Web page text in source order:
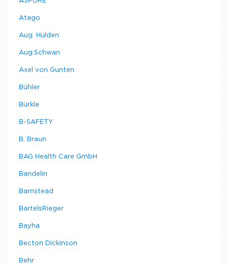
Atago
Aug. Hulden
Aug.Schwan
Axel von Gunten
Bühler
Bürkle
B-SAFETY
B. Braun
BAG Health Care GmbH
Bandelin
Barnstead
BartelsRieger
Bayha
Becton Dickinson
Behr